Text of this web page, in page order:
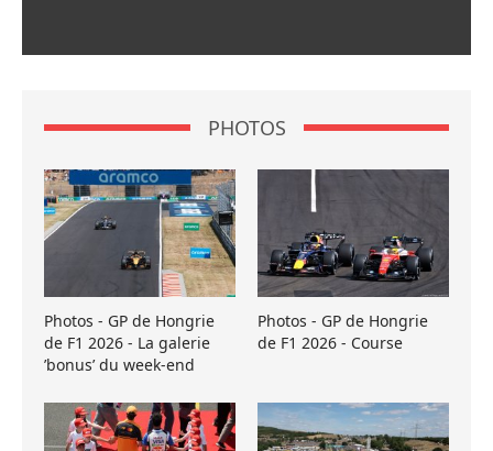
PHOTOS
Photos - GP de Hongrie
de F1 2026 - La galerie
’bonus’ du week-end
Photos - GP de Hongrie
de F1 2026 - Course